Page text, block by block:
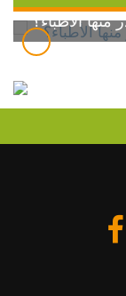
منها الأطباء؟